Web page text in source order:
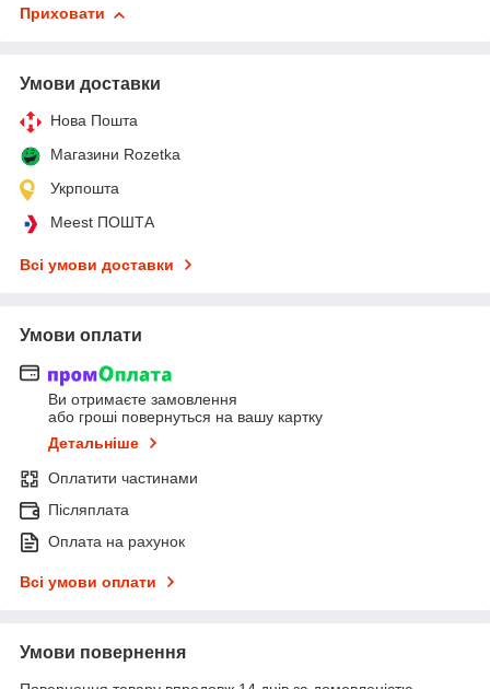
Приховати
Умови доставки
Нова Пошта
Магазини Rozetka
Укрпошта
Meest ПОШТА
Всі умови доставки
Умови оплати
Ви отримаєте замовлення
або гроші повернуться на вашу картку
Детальніше
Оплатити частинами
Післяплата
Оплата на рахунок
Всі умови оплати
Умови повернення